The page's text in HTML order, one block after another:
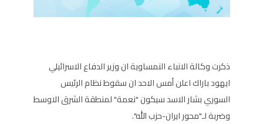
ذكرت وكالة الانباء النمساوية ان وزير الدفاع الاسرائيلي
ايهود باراك اعلن أمس الاحد ان سقوط نظام الرئيس
السوري بشار الاسد سيكون "نعمة" لمنطقة الشرق الاوسط
وضربة لـ"محور ايران-حزب الله".